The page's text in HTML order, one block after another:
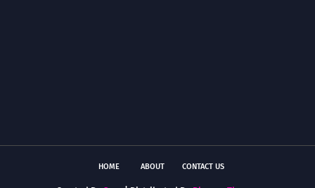
HOME ABOUT CONTACT US